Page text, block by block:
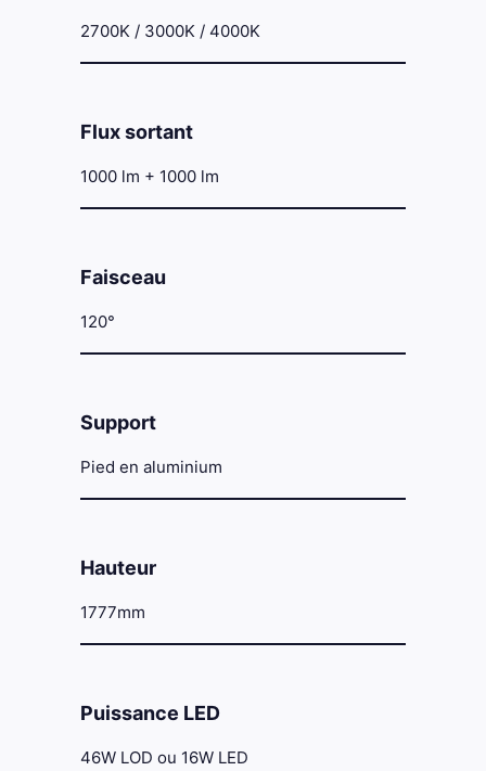
2700K / 3000K / 4000K
Flux sortant
1000 lm + 1000 lm
Faisceau
120°
Support
Pied en aluminium
Hauteur
1777mm
Puissance LED
46W LOD ou 16W LED